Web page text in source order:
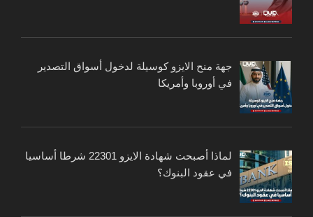
جهة منح الايزو كوسيلة لدخول أسواق التصدير
في أوروبا وأمريكا
لماذا أصبحت شهادة الايزو 22301 شرطا أساسيا
في عقود البنوك؟